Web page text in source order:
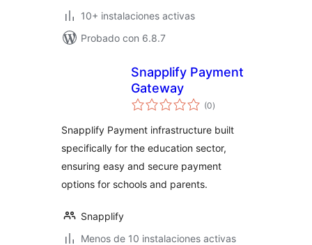
10+ instalaciones activas
Probado con 6.8.7
Snapplify Payment
Gateway
(0total
de
)
Snapplify Payment infrastructure built
specifically for the education sector,
ensuring easy and secure payment
options for schools and parents.
Snapplify
Menos de 10 instalaciones activas